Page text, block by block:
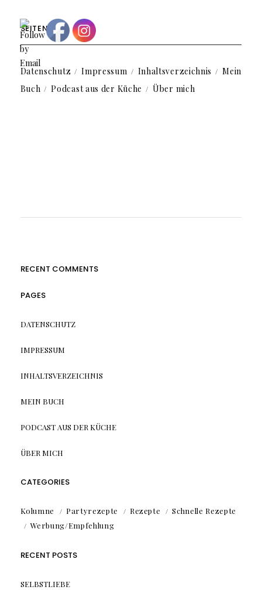
SEITEN
Datenschutz Impressum Inhaltsverzeichnis
Mein
Buch
Podcast aus der Küche Über mich
RECENT COMMENTS
PAGES
DATENSCHUTZ
IMPRESSUM
INHALTSVERZEICHNIS
MEIN BUCH
PODCAST AUS DER KÜCHE
ÜBER MICH
CATEGORIES
Kolumne Partyrezepte Rezepte
Schnelle Rezepte
Werbung/Empfehlung
RECENT POSTS
SELBSTLIEBE